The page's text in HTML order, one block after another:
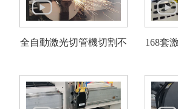
多維資訊
全自動激光切管機切割不
銹鋼方管
168套
D圖